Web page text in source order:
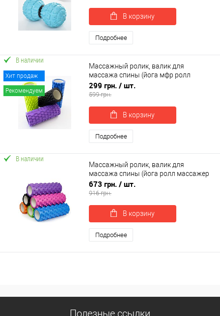
В корзину
Подробнее
Хит продаж
Рекомендуем
В наличии
Массажный ролик, валик для
массажа спины (йога мфр ролл
массажер для спины, шеи, ног)
OSPORT 33*14см (MS 0857)
299 грн. / шт.
599 грн.
В корзину
Подробнее
В наличии
Массажный ролик, валик для
массажа спины (йога ролл массажер
для спины, шеи, ног) OSPORT 45*14см
(MS 1843-1)
673 грн. / шт.
916 грн.
В корзину
Подробнее
Полезные ссылки